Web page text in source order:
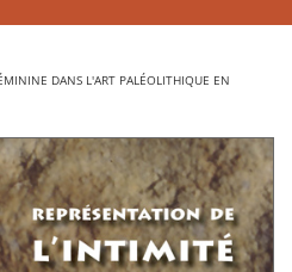
DANS L'ART PALÉOLITHIQUE EN